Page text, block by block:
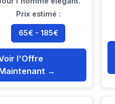
Prix estimé :
65€ - 185€
l'Offre
→